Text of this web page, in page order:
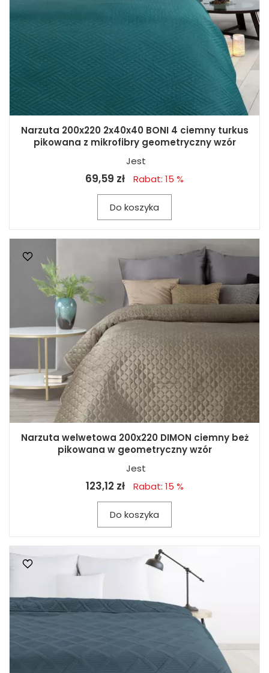
Narzuta 200x220 2x40x40 BONI 4 ciemny turkus
pikowana z mikrofibry geometryczny wzór
Jest
69,59 zł Rabat: 15 %
Do koszyka
Narzuta welwetowa 200x220 DIMON ciemny beż
pikowana w geometryczny wzór
Jest
123,12 zł Rabat: 15 %
Do koszyka